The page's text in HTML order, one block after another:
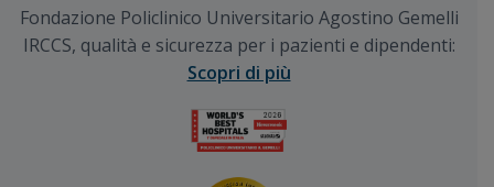
Fondazione Policlinico Universitario Agostino Gemelli
IRCCS, qualità e sicurezza per i pazienti e dipendenti:
Scopri di più